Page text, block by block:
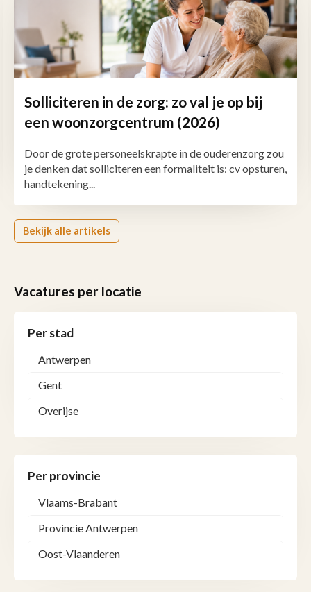
Solliciteren in de zorg: zo val je op bij
een woonzorgcentrum (2026)
Door de grote personeelskrapte in de ouderenzorg zou
je denken dat solliciteren een formaliteit is: cv opsturen,
handtekening...
Bekijk alle artikels
Vacatures per locatie
Per stad
Antwerpen
Gent
Overijse
Per provincie
Vlaams-Brabant
Provincie Antwerpen
Oost-Vlaanderen